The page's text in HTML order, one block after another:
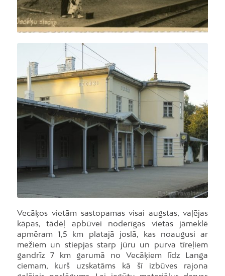
Foto: I.Evertovskis
Vecāķos vietām sastopamas visai augstas, vaļējas
kāpas, tādēļ apbūvei noderīgas vietas jāmeklē
apmēram 1,5 km platajā joslā, kas noaugusi ar
mežiem un stiepjas starp jūru un purva tīreļiem
gandrīz 7 km garumā no Vecāķiem līdz Langa
ciemam, kurš uzskatāms kā šī izbūves rajona